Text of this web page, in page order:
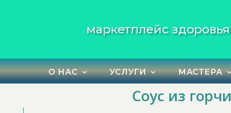
маркетплейс здоровья
О НАС УСЛУГИ МАСТЕРА
Соус из